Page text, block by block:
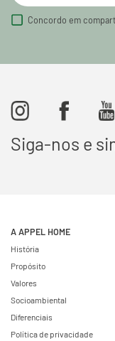
Concordo em
Siga-nos e
A APPEL HOME
História
Propósito
Valores
Socioambiental
Diferenciais
Política de privacidade